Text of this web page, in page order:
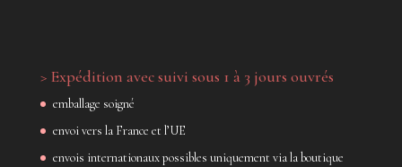
> Expédition avec suivi sous 1 à 3 jours ouvrés
emballage soigné
envoi vers la France et l’UE
envois internationaux possibles uniquement via la boutique